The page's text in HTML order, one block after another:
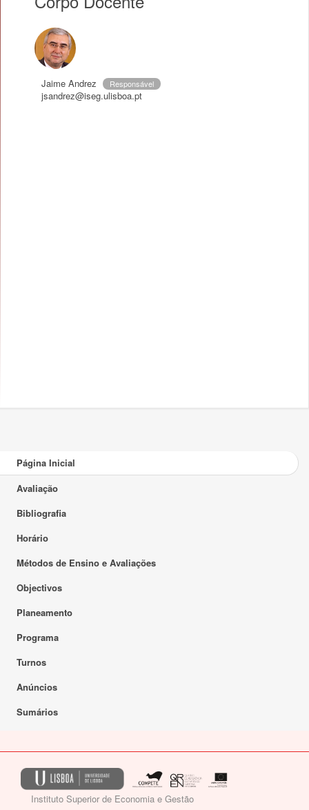
Jaime Andrez Responsável
jsandrez@iseg.ulisboa.pt
Página Inicial
Avaliação
Bibliografia
Horário
Métodos de Ensino e Avaliações
Objectivos
Planeamento
Programa
Turnos
Anúncios
Sumários
Instituto Superior de Economia e Gestão